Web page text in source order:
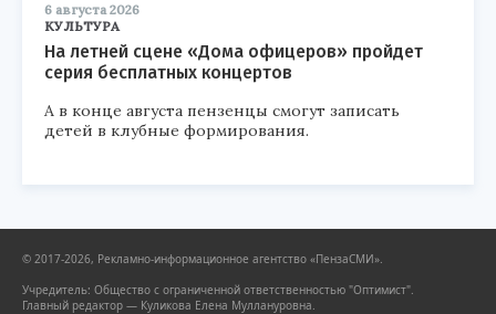
6 августа 2026
КУЛЬТУРА
На летней сцене «Дома офицеров» пройдет
серия бесплатных концертов
А в конце августа пензенцы смогут записать
детей в клубные формирования.
© 2017-2026, Рекламно-информационное агентство «ПензаСМИ».
Учредитель: Общество с ограниченной ответственностью "Оптимист".
Главный редактор — Куликова Елена Муллануровна.